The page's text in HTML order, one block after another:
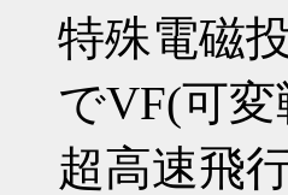
特殊電磁
でVF(可
超高速飛